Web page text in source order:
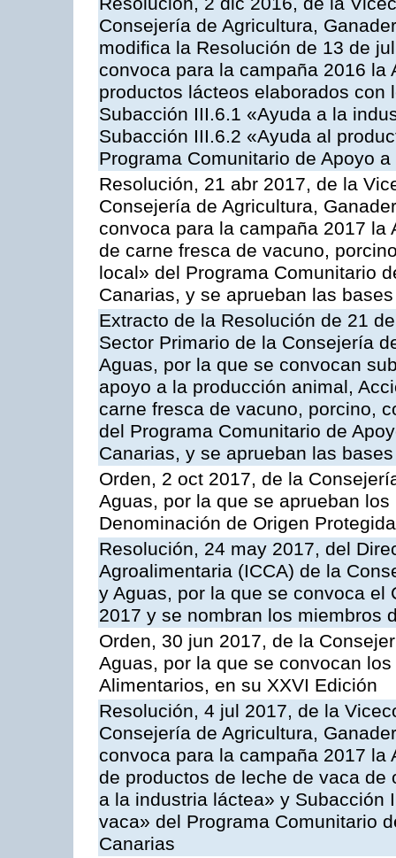
Consejería de Agricultura,
modifica la Resolución de 13 de
convoca para la campaña 2016
productos lácteos elaborados
Subacción III.6.1 «Ayuda a la
Subacción III.6.2 «Ayuda al
Programa Comunitario de Apoyo
Resolución, 21 abr 2017, de la
Consejería de Agricultura,
convoca para la campaña 2017
de carne fresca de vacuno,
local» del Programa Comunitario
Canarias, y se aprueban las
Extracto de la Resolución de 21
Sector Primario de la Consejería
Aguas, por la que se convocan
apoyo a la producción animal,
carne fresca de vacuno, porcino,
del Programa Comunitario de
Canarias, y se aprueban las
Orden, 2 oct 2017, de la
Aguas, por la que se aprueban
Denominación de Origen
Resolución, 24 may 2017, del
Agroalimentaria (ICCA) de la
y Aguas, por la que se convoca el
2017 y se nombran los miembros
Orden, 30 jun 2017, de la
Aguas, por la que se convocan
Alimentarios, en su XXVI Edición
Resolución, 4 jul 2017, de la
Consejería de Agricultura,
convoca para la campaña 2017
de productos de leche de vaca
a la industria láctea» y Subacción
vaca» del Programa Comunitario
Canarias